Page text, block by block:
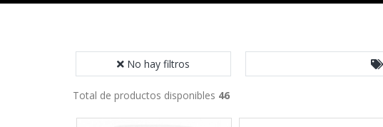
No hay filtros
Total de productos disponibles 46